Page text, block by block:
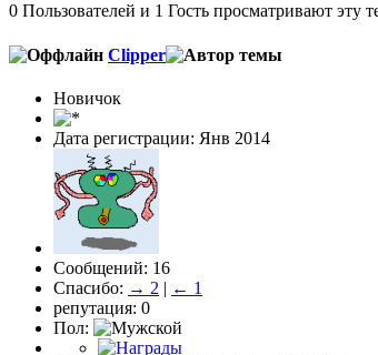
0 Пользователей и 1 Гость просматривают эту
Clipper
Новичок
Дата регистрации: Янв 2014
Сообщений: 16
Спасибо: → 2 | ← 1
репутация: 0
Пол: